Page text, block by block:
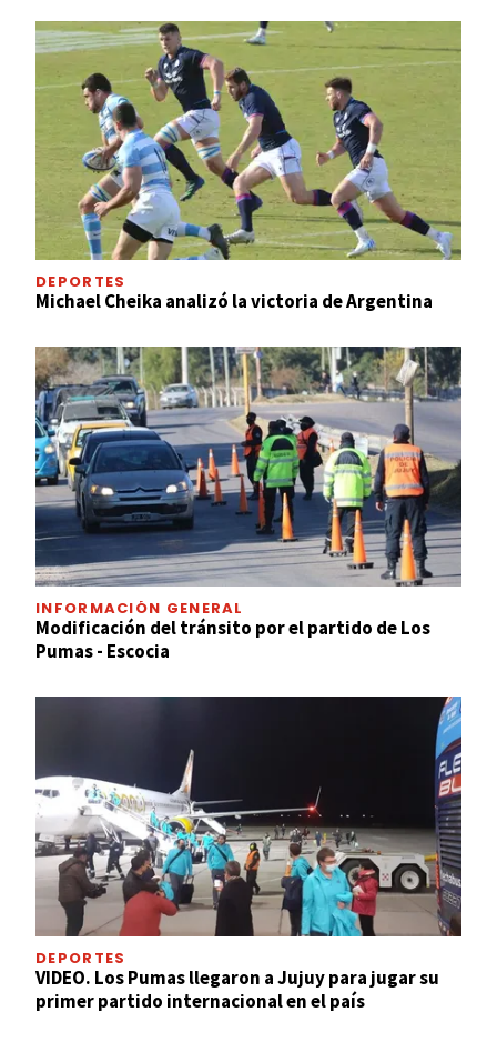
DEPORTES
Michael Cheika analizó la victoria de Argentina
INFORMACIÓN GENERAL
Modificación del tránsito por el partido de Los
Pumas - Escocia
DEPORTES
VIDEO. Los Pumas llegaron a Jujuy para jugar su
primer partido internacional en el país